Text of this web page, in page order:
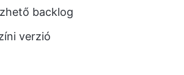
backlog
verzió